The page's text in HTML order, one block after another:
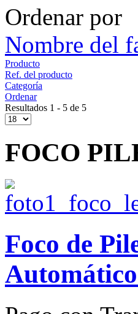
Ordenar por
Nombre del
Producto
Ref. del producto
Categoría
Ordenar
Resultados 1 - 5 de 5
FOCO
Foco de